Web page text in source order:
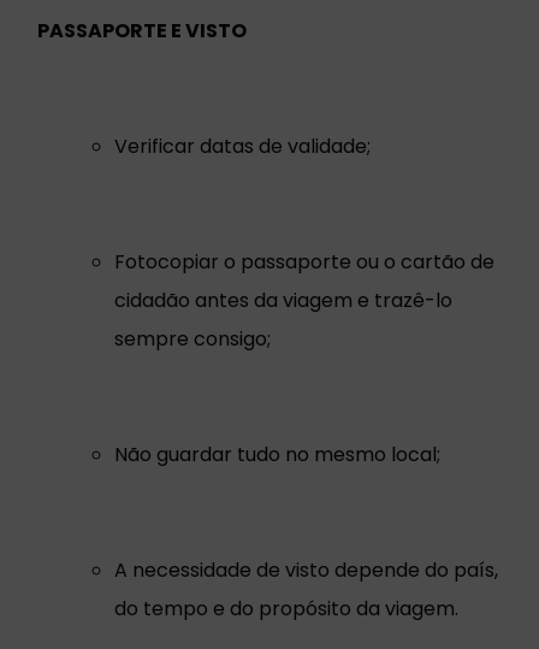
PASSAPORTE E VISTO
Verificar datas de validade;
Fotocopiar o passaporte ou o cartão de
cidadão antes da viagem e trazê-lo
sempre consigo;
Não guardar tudo no mesmo local;
A necessidade de visto depende do país,
do tempo e do propósito da viagem.